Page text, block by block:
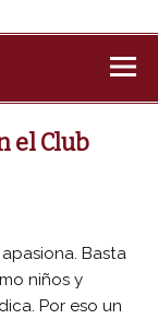
el Club
Basta
niños y
Por eso un